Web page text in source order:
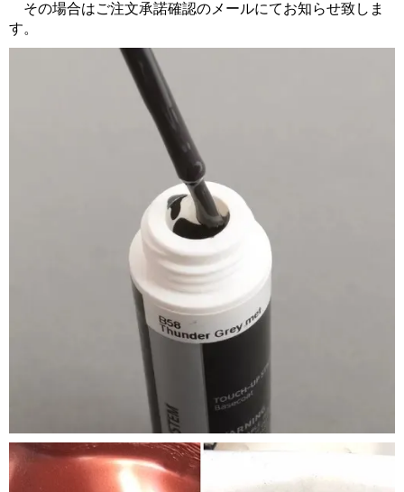
その場合はご注文承諾確認のメールにてお知らせ致しま
す。